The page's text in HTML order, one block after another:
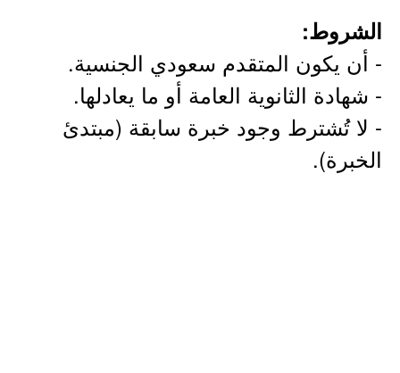
الشروط:
- أن يكون المتقدم سعودي الجنسية.
- شهادة الثانوية العامة أو ما يعادلها.
- لا تُشترط وجود خبرة سابقة (مبتدئ
الخبرة).